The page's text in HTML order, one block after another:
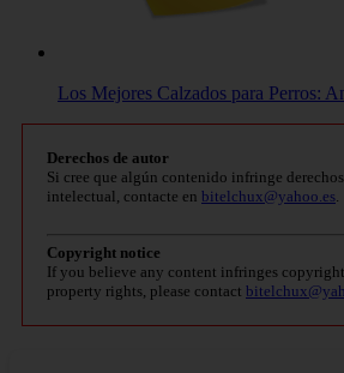
Los Mejores Calzados para Perros:
Derechos de autor
Si cree que algún contenido infringe
intelectual, contacte en bitelchux@yahoo.es.
Copyright notice
If you believe any content infringes
property rights, please contact